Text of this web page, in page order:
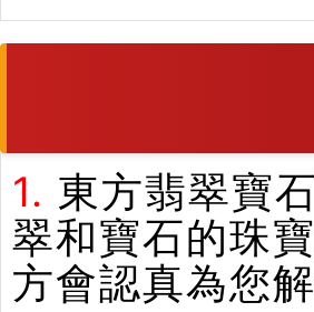
1. 東方翡翠寶
翠和寶石的珠
方會認真為您解